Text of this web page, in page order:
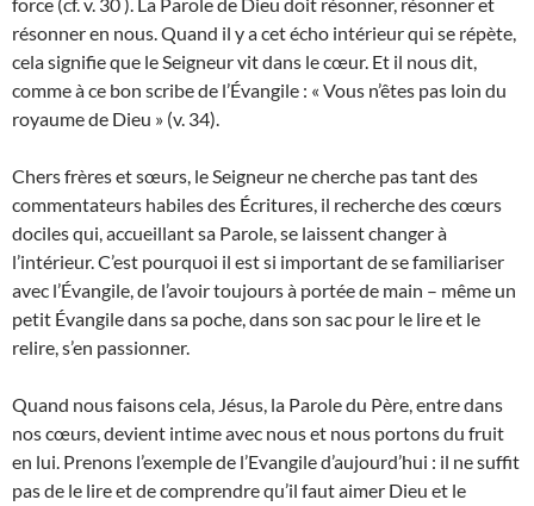
résonner en nous. Quand il y a cet écho intérieur qui se répète,
cela signifie que le Seigneur vit dans le cœur. Et il nous dit,
comme à ce bon scribe de l’Évangile : « Vous n’êtes pas loin du
royaume de Dieu » (v. 34).
Chers frères et sœurs, le Seigneur ne cherche pas tant des
commentateurs habiles des Écritures, il recherche des cœurs
dociles qui, accueillant sa Parole, se laissent changer à
l’intérieur. C’est pourquoi il est si important de se familiariser
avec l’Évangile, de l’avoir toujours à portée de main – même un
petit Évangile dans sa poche, dans son sac pour le lire et le
relire, s’en passionner.
Quand nous faisons cela, Jésus, la Parole du Père, entre dans
nos cœurs, devient intime avec nous et nous portons du fruit
en lui. Prenons l’exemple de l’Evangile d’aujourd’hui : il ne suffit
pas de le lire et de comprendre qu’il faut aimer Dieu et le